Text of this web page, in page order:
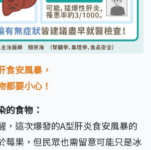
食安風暴，
都要小心！
的食物：
，這次爆發的A型肝炎食安風暴的
莓果，但民眾也需留意可能只是冰